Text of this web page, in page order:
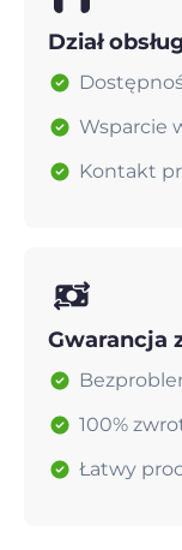
Dział
Wsparcie
Kontakt
Gwarancja
100%
Łatwy